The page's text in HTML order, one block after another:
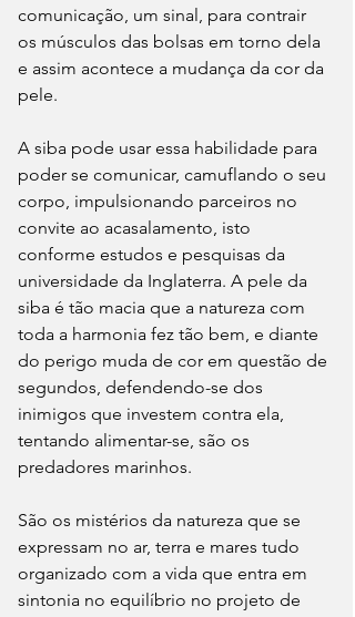
comunicação, um sinal, para contrair
os músculos das bolsas em torno dela
e assim acontece a mudança da cor da
pele.
A siba pode usar essa habilidade para
poder se comunicar, camuflando o seu
corpo, impulsionando parceiros no
convite ao acasalamento, isto
conforme estudos e pesquisas da
universidade da Inglaterra. A pele da
siba é tão macia que a natureza com
toda a harmonia fez tão bem, e diante
do perigo muda de cor em questão de
segundos, defendendo-se dos
inimigos que investem contra ela,
tentando alimentar-se, são os
predadores marinhos.
São os mistérios da natureza que se
expressam no ar, terra e mares tudo
organizado com a vida que entra em
sintonia no equilíbrio no projeto de